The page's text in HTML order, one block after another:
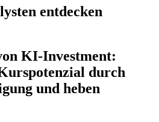
entdecken
KI-Investment:
durch
und heben